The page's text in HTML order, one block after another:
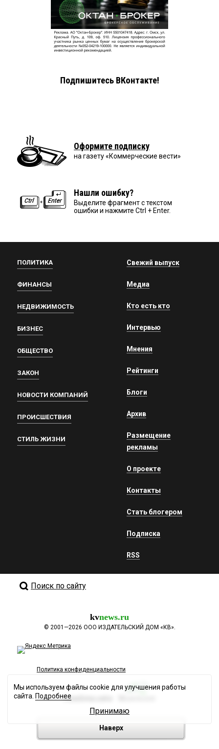
Подпишитесь ВКонтакте!
Оформите подписку
на газету «Коммерческие вести»
Нашли ошибку?
Выделите фрагмент с текстом
ошибки и нажмите Ctrl + Enter.
ПОЛИТИКА
ФИНАНСЫ
НЕДВИЖИМОСТЬ
БИЗНЕС
ОБЩЕСТВО
ЗАКОН
НОВОСТИ КОМПАНИЙ
ПРОИСШЕСТВИЯ
СТИЛЬ ЖИЗНИ
Свежий выпуск
Медиа
Кто есть кто
Интервью
Мнения
Рейтинги
Блоги
Архив
Размещение
рекламы
О проекте
Контакты
Стать блогером
Подписка
RSS
Поиск по сайту
kvnews.ru
© 2001—2026 ООО ИЗДАТЕЛЬСКИЙ ДОМ «КВ».
Политика конфиденциальности
Разработка сайта
Наверх
Мы используем файлы cookie для улучшения работы
сайта. Подробнее
Принимаю